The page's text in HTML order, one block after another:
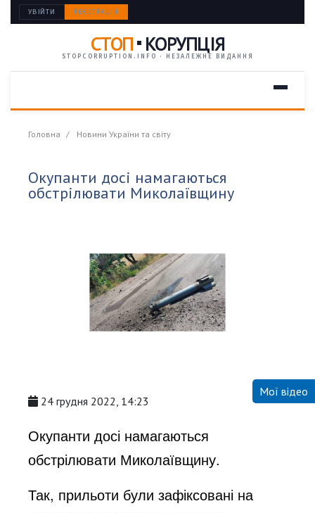
УВІЙТИ РЕЄСТРАЦІЯ
СТОП КОРУПЦІЯ
STOPCORRUPTION.INFO · НЕЗАЛЕЖНЕ ВИДАННЯ
Головна Новини України та світу
Окупанти досі намагаються
обстрілювати Миколаївщину
24 грудня 2022, 14:23
Окупанти досі намагаються
обстрілювати Миколаївщину.
Так, прильоти були зафіксовані на
Мої відео